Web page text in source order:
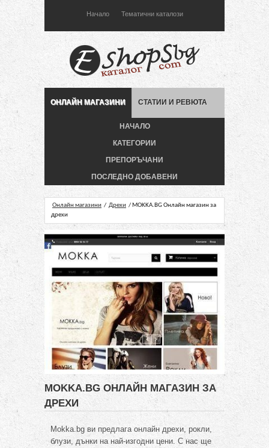
Начало Тематични каталози
ОНЛАЙН МАГАЗИНИ СТАТИИ И РЕВЮТА
НАЧАЛО
КАТЕГОРИИ
ПРЕПОРЪЧАНИ
ПОСЛЕДНО ДОБАВЕНИ
Онлайн магазини / Дрехи / MOKKA.BG Онлайн магазин за
дрехи
MOKKA.BG ОНЛАЙН МАГАЗИН ЗА
ДРЕХИ
Mokka.bg ви предлага онлайн дрехи, рокли,
блузи, дънки на най-изгодни цени. С нас ще